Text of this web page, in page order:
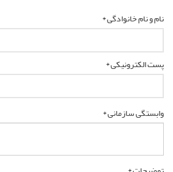
نام و نام خانوادگی *
پست الکترونیکی *
وابستگی سازمانی *